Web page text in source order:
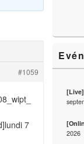
#1059
7
2026